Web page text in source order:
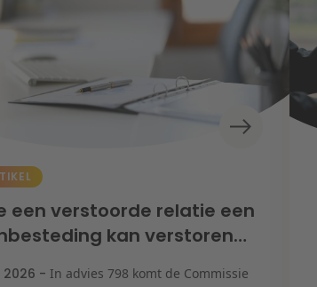
een verstoorde relatie een
kan verstoren…
2026 - In advies 798 komt de Commissie